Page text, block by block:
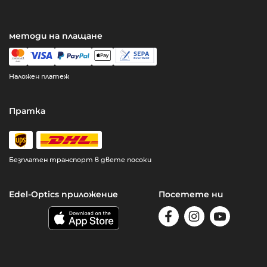
методи на плащане
Наложен платеж
Пратка
Безплатен транспорт в двете посоки
Edel-Optics приложение Посетете ни